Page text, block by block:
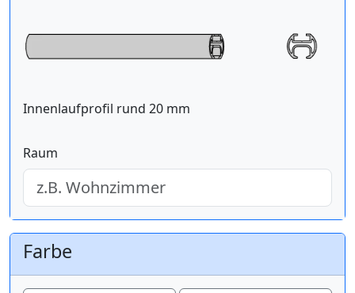
Innenlaufprofil rund 20 mm
Raum
Farbe